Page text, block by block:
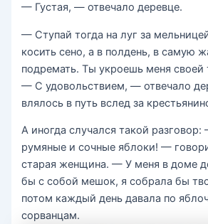
— Густая, — отвечало деревце.
— Ступай тогда на луг за
косить сено, а в полдень, в самую
подремать. Ты укроешь меня своей
— С удовольствием, — отвечало
влялось в путь вслед за
А иногда случался такой
румяные и сочные яблоки! —
старая женщина. — У меня в доме
бы с собой мешок, я собрала бы
потом каждый день давала по
сорванцам.